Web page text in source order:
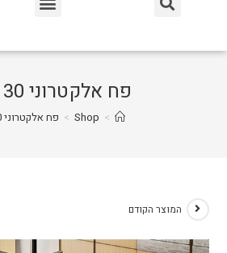
פח אלקטרוני 30 ליטר
>
Shop
> פח אלקטרוני 30 ליטר
המוצר הקודם